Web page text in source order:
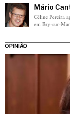
Mário
Céline Pereira
em
OPINIÃO